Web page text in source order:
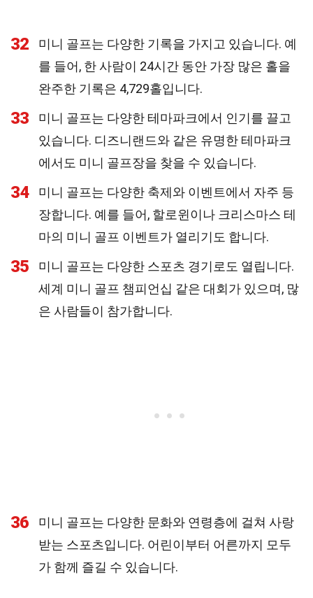
32
미니 골프는 다양한 기록을 가지고 있습니다. 예
를 들어, 한 사람이 24시간 동안 가장 많은 홀을
완주한 기록은 4,729홀입니다.
33
미니 골프는 다양한 테마파크에서 인기를 끌고
있습니다. 디즈니랜드와 같은 유명한 테마파크
에서도 미니 골프장을 찾을 수 있습니다.
34
미니 골프는 다양한 축제와 이벤트에서 자주 등
장합니다. 예를 들어, 할로윈이나 크리스마스 테
마의 미니 골프 이벤트가 열리기도 합니다.
35
미니 골프는 다양한 스포츠 경기로도 열립니다.
세계 미니 골프 챔피언십 같은 대회가 있으며, 많
은 사람들이 참가합니다.
36
미니 골프는 다양한 문화와 연령층에 걸쳐 사랑
받는 스포츠입니다. 어린이부터 어른까지 모두
가 함께 즐길 수 있습니다.